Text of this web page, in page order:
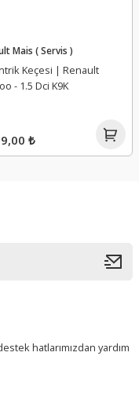
Mais ( Servis )
Keçesi | Renault
- 1.5 Dci K9K
₺
hatlarımızdan yardım